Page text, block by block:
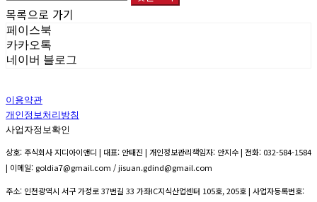
목록으로 가기
페이스북
카카오톡
네이버 블로그
이용약관
개인정보처리방침
사업자정보확인
상호: 주식회사 지디아이앤디 | 대표: 안태진 | 개인정보관리책임자: 안지수 | 전화: 032-584-1584
| 이메일: goldia7@gmail.com / jisuan.gdind@gmail.com
주소: 인천광역시 서구 가정로 37번길 33 가좌IC지식산업센터 105호, 205호 | 사업자등록번호: